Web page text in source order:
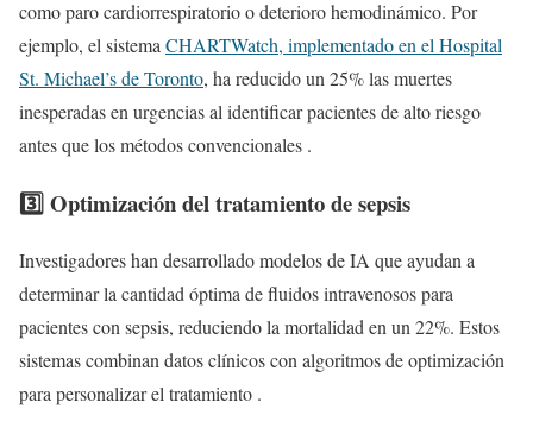
como paro cardiorrespiratorio o deterioro hemodinámico. Por
ejemplo, el sistema CHARTWatch, implementado en el Hospital
St. Michael’s de Toronto, ha reducido un 25% las muertes
inesperadas en urgencias al identificar pacientes de alto riesgo
antes que los métodos convencionales .
3️⃣ Optimización del tratamiento de sepsis
Investigadores han desarrollado modelos de IA que ayudan a
determinar la cantidad óptima de fluidos intravenosos para
pacientes con sepsis, reduciendo la mortalidad en un 22%. Estos
sistemas combinan datos clínicos con algoritmos de optimización
para personalizar el tratamiento .